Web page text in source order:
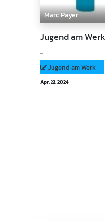
Marc Payer
Jugend am Werk
...
Jugend am Werk
Apr. 22, 2024